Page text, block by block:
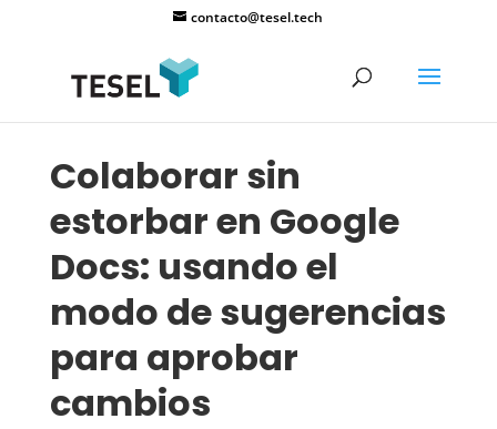
contacto@tesel.tech
Colaborar sin
estorbar en Google
Docs: usando el
modo de sugerencias
para aprobar
cambios